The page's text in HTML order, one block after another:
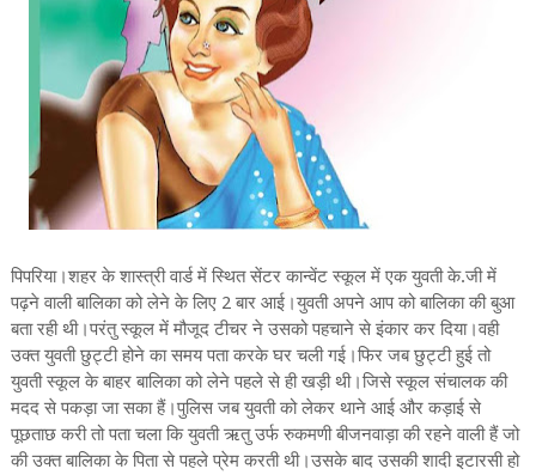
पिपरिया।शहर के शास्त्री वार्ड में स्थित सेंटर कान्वेंट स्कूल में एक युवती के.जी में
पढ़ने वाली बालिका को लेने के लिए 2 बार आई।युवती अपने आप को बालिका की बुआ
बता रही थी।परंतु स्कूल में मौजूद टीचर ने उसको पहचाने से इंकार कर दिया।वही
उक्त युवती छुट्टी होने का समय पता करके घर चली गई।फिर जब छुट्टी हुई तो
युवती स्कूल के बाहर बालिका को लेने पहले से ही खड़ी थी।जिसे स्कूल संचालक की
मदद से पकड़ा जा सका हैं।पुलिस जब युवती को लेकर थाने आई और कड़ाई से
पूछताछ करी तो पता चला कि युवती ऋतु उर्फ रुकमणी बीजनवाड़ा की रहने वाली हैं जो
की उक्त बालिका के पिता से पहले प्रेम करती थी।उसके बाद उसकी शादी इटारसी हो